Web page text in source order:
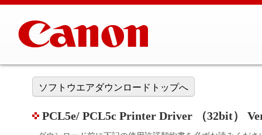
ソフトウエアダウンロードトップへ
PCL5e/ PCL5c Printer Driver （32bit）